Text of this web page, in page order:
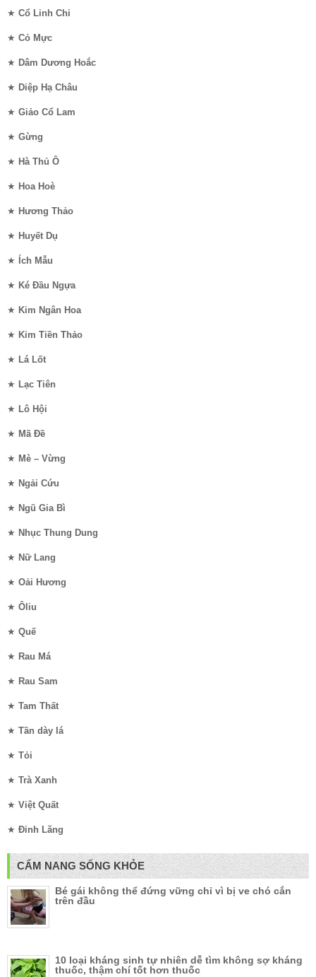
★ Cổ Linh Chi
★ Cỏ Mực
★ Dâm Dương Hoắc
★ Diệp Hạ Châu
★ Giảo Cổ Lam
★ Gừng
★ Hà Thủ Ô
★ Hoa Hoè
★ Hương Thảo
★ Huyết Dụ
★ Ích Mẫu
★ Ké Đầu Ngựa
★ Kim Ngân Hoa
★ Kim Tiền Thảo
★ Lá Lốt
★ Lạc Tiên
★ Lô Hội
★ Mã Đề
★ Mè – Vừng
★ Ngải Cứu
★ Ngũ Gia Bì
★ Nhục Thung Dung
★ Nữ Lang
★ Oải Hương
★ Ôliu
★ Quế
★ Rau Má
★ Rau Sam
★ Tam Thất
★ Tần dày lá
★ Tỏi
★ Trà Xanh
★ Việt Quất
★ Đinh Lăng
CẨM NANG SỐNG KHỎE
Bé gái không thể đứng vững chỉ vì bị ve chó cắn
trên đầu
10 loại kháng sinh tự nhiên dễ tìm không sợ kháng
thuốc, thậm chí tốt hơn thuốc